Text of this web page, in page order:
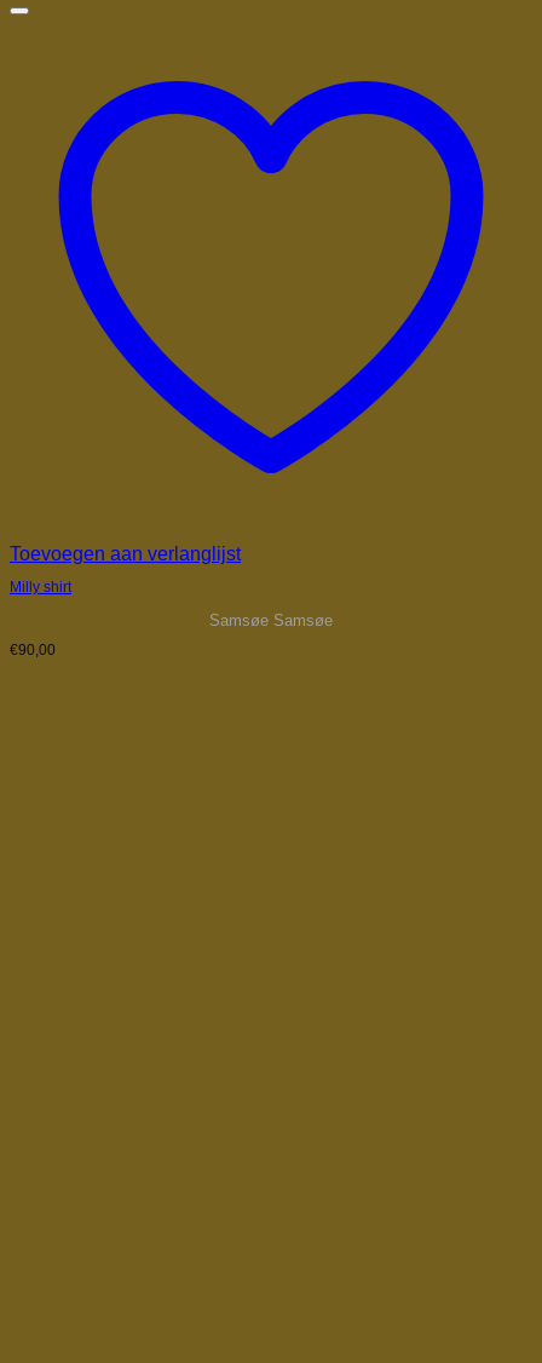
Toevoegen aan verlanglijst
Milly shirt
Samsøe Samsøe
€90,00